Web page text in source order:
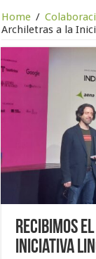
Home /
Archiletras a la
Recibimos
Iniciativa